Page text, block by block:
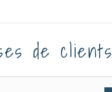
de clients